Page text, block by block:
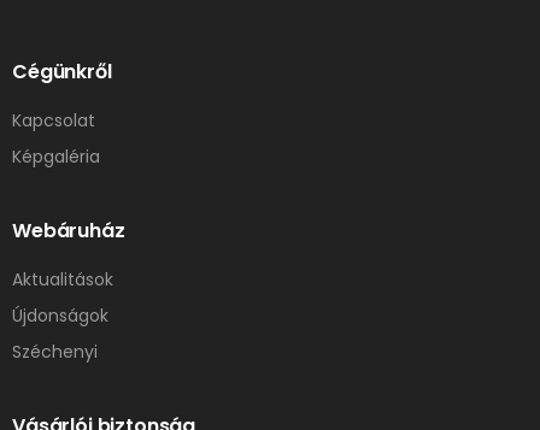
Cégünkről
Kapcsolat
Képgaléria
Webáruház
Aktualitások
Újdonságok
Széchenyi